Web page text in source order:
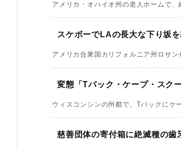
アメリカ・オハイオ州の老人ホームで
スケボーでLAの長大な下り坂
アメリカ合衆国カリフォルニア州ロサ
変態「Tバック・ケープ・スク
ウィスコンシンの州都で、Tバックにケ
慈善団体の寄付箱に絶滅種の歯